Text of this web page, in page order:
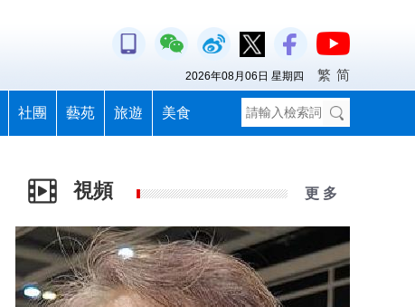
社團 藝苑 旅遊 美食
2026年08月06日 星期四 繁 简
視頻 更 多